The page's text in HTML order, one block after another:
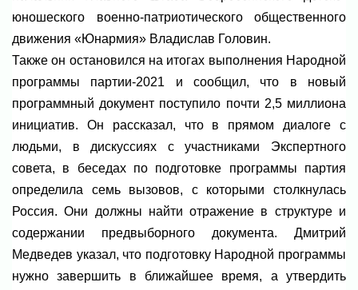
юношеского военно-патриотического общественного
движения «Юнармия» Владислав Головин.
Также он остановился на итогах выполнения Народной
программы партии-2021 и сообщил, что в новый
программный документ поступило почти 2,5 миллиона
инициатив. Он рассказал, что в прямом диалоге с
людьми, в дискуссиях с участниками Экспертного
совета, в беседах по подготовке программы партия
определила семь вызовов, с которыми столкнулась
Россия. Они должны найти отражение в структуре и
содержании предвыборного документа. Дмитрий
Медведев указал, что подготовку Народной программы
нужно завершить в ближайшее время, а утвердить